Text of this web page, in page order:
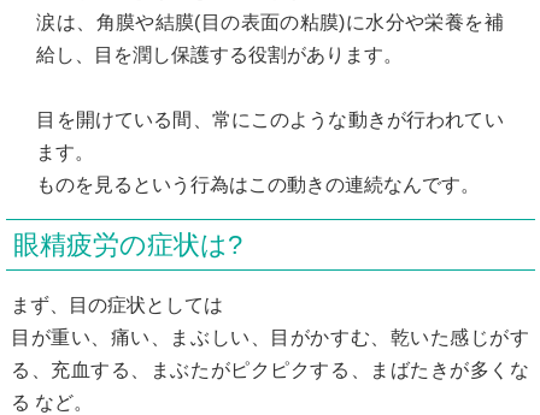
涙は、角膜や結膜(目の表面の粘膜)に水分や栄養を補
給し、目を潤し保護する役割があります。
目を開けている間、常にこのような動きが行われてい
ます。
ものを見るという行為はこの動きの連続なんです。
眼精疲労の症状は?
まず、目の症状としては
目が重い、痛い、まぶしい、目がかすむ、乾いた感じがす
る、充血する、まぶたがピクピクする、まばたきが多くな
る など。